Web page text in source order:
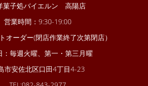
菓子処バイエルン 高陽店
営業時間：9:30-19:00
オーダー(閉店作業終了次第閉店）
：毎週火曜、第一・第三月曜
市安佐北区口田4丁目4-23